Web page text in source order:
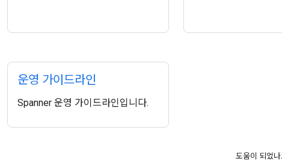
운영 가이드라인
Spanner 운영 가이드라인입니다.
도움이 되었나